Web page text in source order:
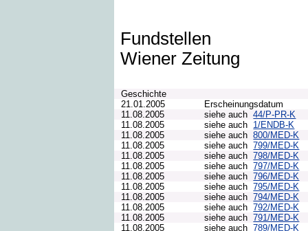
Fundstellen
Wiener Zeitung
Geschichte
21.01.2005
Erscheinungsdatum
11.08.2005
siehe auch 44/P-PR-K
11.08.2005
siehe auch 1/ENDB-K
11.08.2005
siehe auch 800/MED-K
11.08.2005
siehe auch 799/MED-K
11.08.2005
siehe auch 798/MED-K
11.08.2005
siehe auch 797/MED-K
11.08.2005
siehe auch 796/MED-K
11.08.2005
siehe auch 795/MED-K
11.08.2005
siehe auch 794/MED-K
11.08.2005
siehe auch 792/MED-K
11.08.2005
siehe auch 791/MED-K
11.08.2005
siehe auch 789/MED-K